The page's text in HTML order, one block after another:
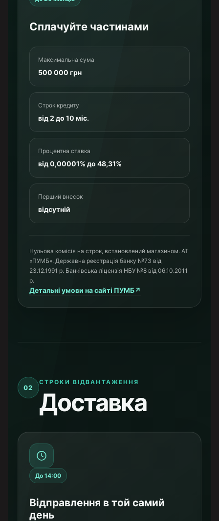
Сплачуйте частинами
Максимальна сума
500 000 грн
Строк кредиту
від 2 до 10 міс.
Процентна ставка
від 0,00001% до 48,31%
Перший внесок
відсутній
Нульова комісія на строк, встановлений магазином. АТ
«ПУМБ». Державна реєстрація банку №73 від
23.12.1991 р. Банківська ліцензія НБУ №8 від 06.10.2011
р.
Детальні умови на сайті ПУМБ↗
02
СТРОКИ ВІДВАНТАЖЕННЯ
Доставка
До 14:00
Відправлення в той самий
день